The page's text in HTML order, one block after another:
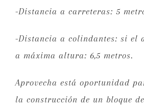
-Distancia a carreteras: 5
-Distancia a colindantes: si el
a máxima altura: 6,5 metros.
Aprovecha está oportunidad
la construcción de un bloque